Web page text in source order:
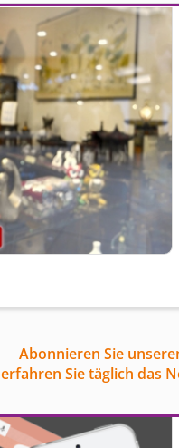
Abonnieren Sie
erfahren Sie täglich das